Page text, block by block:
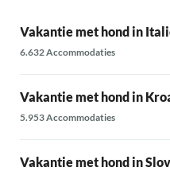
Vakantie met hond in
6.632 Accommodaties
Vakantie met hond in
5.953 Accommodaties
Vakantie met hond in